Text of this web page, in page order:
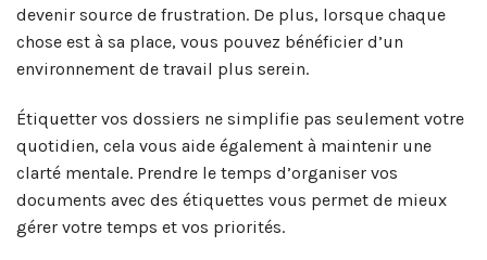
devenir source de frustration. De plus, lorsque chaque
chose est à sa place, vous pouvez bénéficier d’un
environnement de travail plus serein.
Étiquetter vos dossiers ne simplifie pas seulement votre
quotidien, cela vous aide également à maintenir une
clarté mentale. Prendre le temps d’organiser vos
documents avec des étiquettes vous permet de mieux
gérer votre temps et vos priorités.